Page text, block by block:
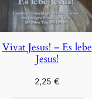
Vivat Jesus! – Es lebe
Jesus!
2,25€